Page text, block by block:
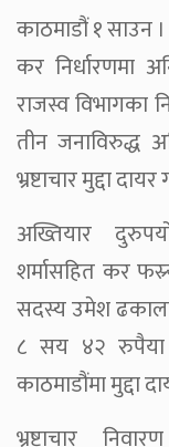
काठमाडौं १ साउन ।
कर निर्धारणमा
राजस्व विभागका
तीन जनाविरुद्ध
भ्रष्टाचार मुद्दा
अख्तियार
शर्मासहित कर
सदस्य उमेश
८ सय ४२ रुपैया
काठमाडौंमा मुद्दा